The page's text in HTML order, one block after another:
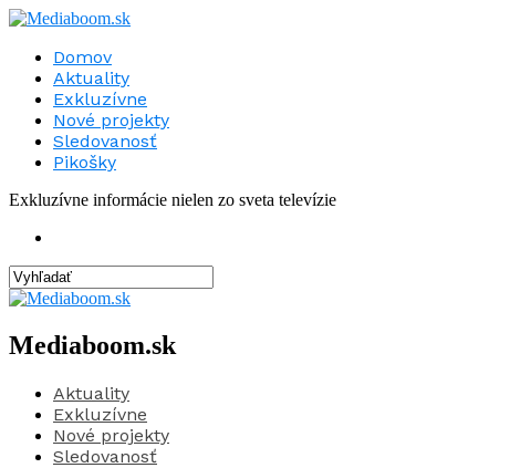
Domov
Aktuality
Exkluzívne
Nové projekty
Sledovanosť
Pikošky
Exkluzívne informácie nielen zo sveta televízie
Mediaboom.sk
Aktuality
Exkluzívne
Nové projekty
Sledovanosť